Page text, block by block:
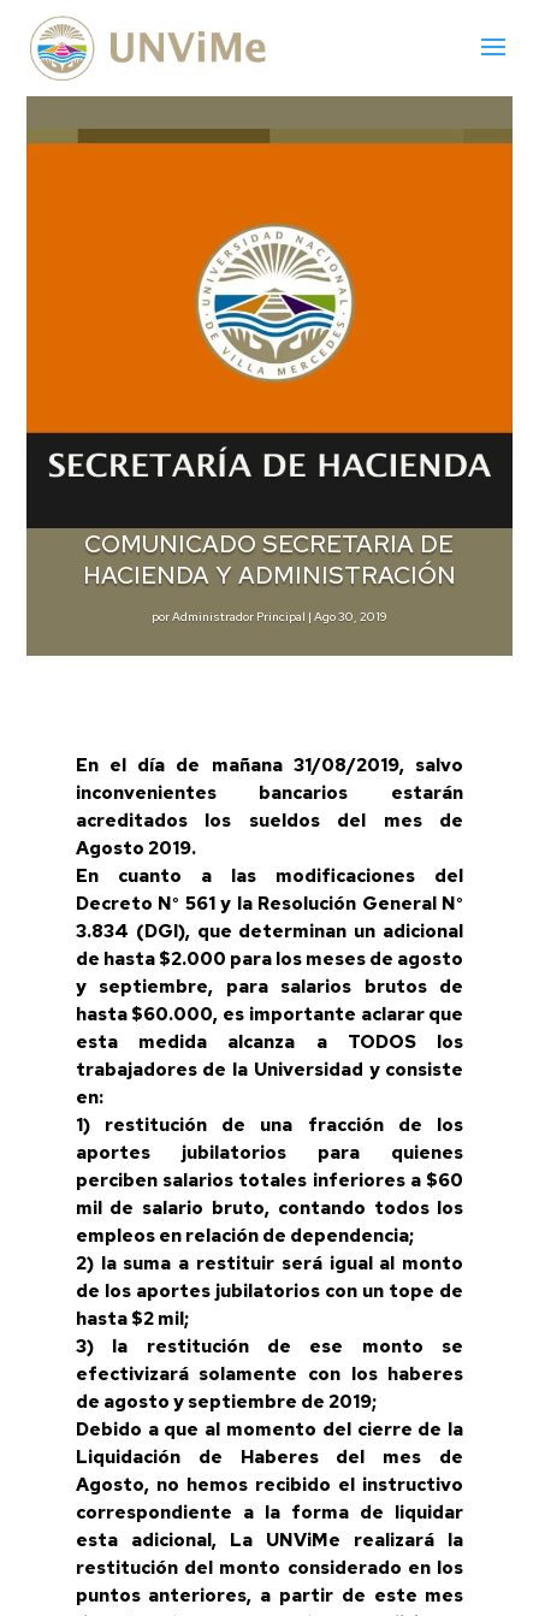
COMUNICADO SECRETARIA DE
HACIENDA Y ADMINISTRACIÓN
porAdministrador Principal | Ago 30, 2019
En el día de mañana 31/08/2019, salvo
inconvenientes bancarios estarán
acreditados los sueldos del mes de
Agosto 2019.
En cuanto a las modificaciones del
Decreto N° 561 y la Resolución General N°
3.834 (DGI), que determinan un adicional
de hasta $2.000 para los meses de agosto
y septiembre, para salarios brutos de
hasta $60.000, es importante aclarar que
esta medida alcanza a TODOS los
trabajadores de la Universidad y consiste
en:
1) restitución de una fracción de los
aportes jubilatorios para quienes
perciben salarios totales inferiores a $60
mil de salario bruto, contando todos los
empleos en relación de dependencia;
2) la suma a restituir será igual al monto
de los aportes jubilatorios con un tope de
hasta $2 mil;
3) la restitución de ese monto se
efectivizará solamente con los haberes
de agosto y septiembre de 2019;
Debido a que al momento del cierre de la
Liquidación de Haberes del mes de
Agosto, no hemos recibido el instructivo
correspondiente a la forma de liquidar
esta adicional, La UNViMe realizará la
restitución del monto considerado en los
puntos anteriores, a partir de este mes